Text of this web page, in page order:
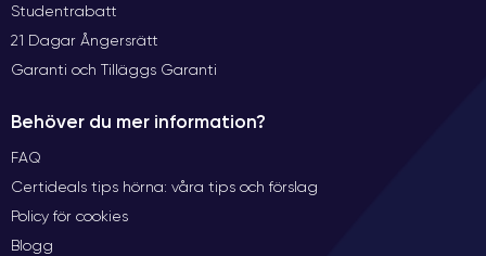
Studentrabatt
21 Dagar Ångersrätt
Garanti och Tilläggs Garanti
Behöver du mer information?
FAQ
Certideals tips hörna: våra tips och förslag
Policy för cookies
Blogg